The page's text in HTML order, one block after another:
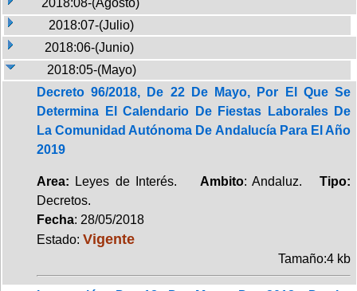
2018:07-(Julio)
2018:06-(Junio)
2018:05-(Mayo)
Decreto 96/2018, De 22 De Mayo, Por El Que Se
Determina El Calendario De Fiestas Laborales De
La Comunidad Autónoma De Andalucía Para El Año
2019
Area: Leyes de Interés. Ambito: Andaluz.Tipo:
Decretos.
Fecha: 28/05/2018
Estado: Vigente
Tamaño:4 kb